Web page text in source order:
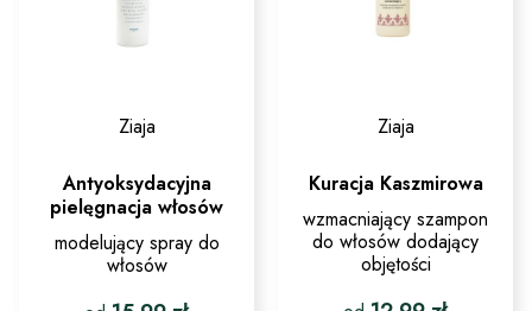
Ziaja
Antyoksydacyjna
pielęgnacja włosów
modelujący spray do
włosów
Ziaja
Kuracja Kaszmirowa
wzmacniający szampon
do włosów dodający
objętości